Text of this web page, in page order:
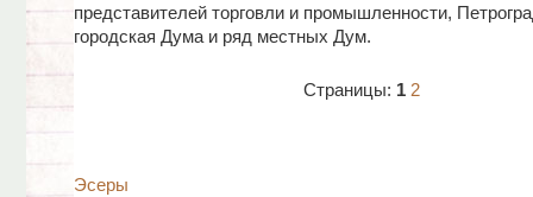
представителей торговли и промышленности,
городская Дума и ряд местных Дум.
Страницы: 1 2
Эсеры